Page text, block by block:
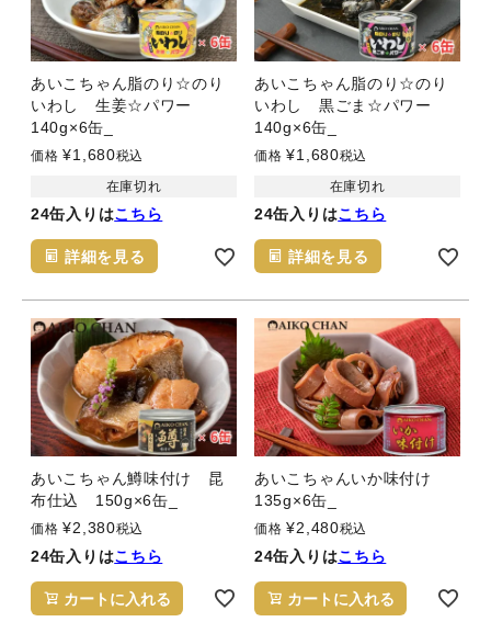
あいこちゃん脂のり☆のり
いわし 生姜☆パワー
140g×6缶_
価格 ¥1,680税込
在庫切れ
24缶入りはこちら
詳細を見る
あいこちゃん脂のり☆のり
いわし 黒ごま☆パワー
140g×6缶_
価格 ¥1,680税込
在庫切れ
24缶入りはこちら
詳細を見る
あいこちゃん鱒味付け 昆
布仕込 150g×6缶_
価格 ¥2,380税込
24缶入りはこちら
カートに入れる
あいこちゃんいか味付け
135g×6缶_
価格 ¥2,480税込
24缶入りはこちら
カートに入れる